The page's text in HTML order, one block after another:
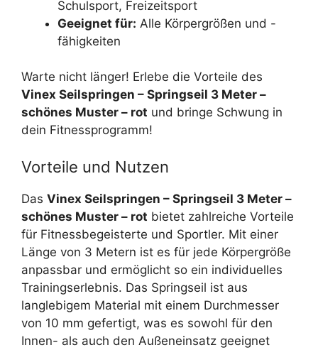
Schulsport, Freizeitsport
Geeignet für: Alle Körpergrößen und -
fähigkeiten
Warte nicht länger! Erlebe die Vorteile des
Vinex Seilspringen – Springseil 3 Meter –
schönes Muster – rot und bringe Schwung in
dein Fitnessprogramm!
Vorteile und Nutzen
Das Vinex Seilspringen – Springseil 3 Meter –
schönes Muster – rot bietet zahlreiche Vorteile
für Fitnessbegeisterte und Sportler. Mit einer
Länge von 3 Metern ist es für jede Körpergröße
anpassbar und ermöglicht so ein individuelles
Trainingserlebnis. Das Springseil ist aus
langlebigem Material mit einem Durchmesser
von 10 mm gefertigt, was es sowohl für den
Innen- als auch den Außeneinsatz geeignet